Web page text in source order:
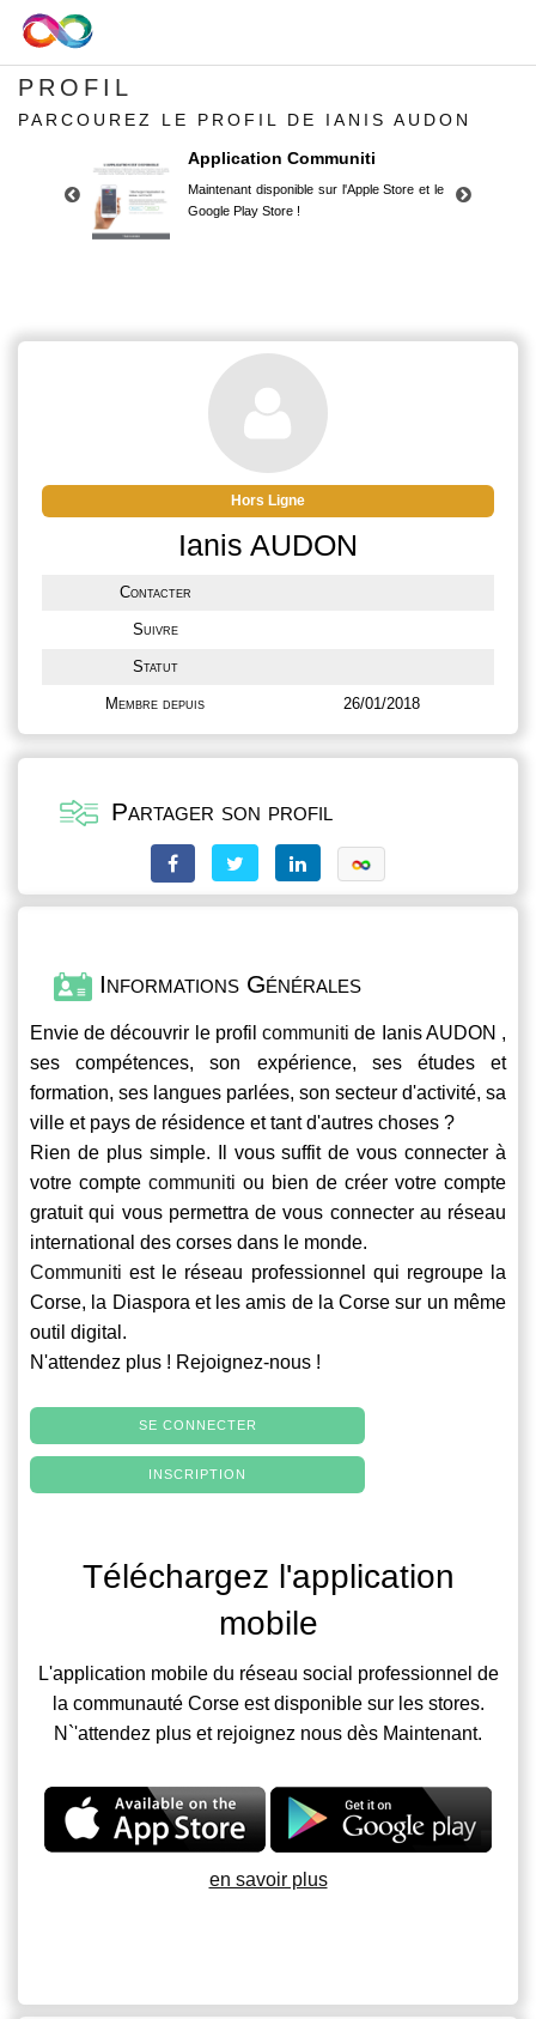
PROFIL
PARCOUREZ LE PROFIL DE IANIS AUDON
Application Communiti
Maintenant disponible sur l'Apple Store et le
Google Play Store !
Google Play Store !
Hors Ligne
Ianis AUDON
Contacter
Suivre
Statut
Membre depuis 26/01/2018
Partager son profil
Informations Générales
Envie de découvrir le profilcommuniti de Ianis AUDON ,
ses compétences, son expérience, ses études et
formation, ses langues parlées, son secteur d'activité, sa
ville et pays de résidence et tant d'autres choses ?
Rien de plus simple. Il vous suffit de vous connecter à
votre compte communiti ou bien de créer votre compte
gratuit qui vous permettra de vous connecter au réseau
international des corses dans le monde.
Communiti est le réseau professionnel qui regroupe la
Corse, la Diaspora et les amis de la Corse sur un même
outil digital.
N'attendez plus ! Rejoignez-nous !
SE CONNECTER
INSCRIPTION
Téléchargez l'application
mobile
L'application mobile du réseau social professionnel de
la communauté Corse est disponible sur les stores.
N`'attendez plus et rejoignez nous dès Maintenant.
en savoir plus